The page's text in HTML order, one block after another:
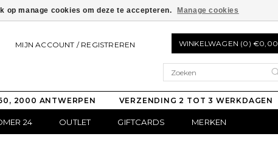
MIJN ACCOUNT / REGISTREREN WINKELWAGEN (0) €0,00
2000 ANTWERPEN VERZENDING 2 TOT 3 WERKDAGEN
24 OUTLET GIFTCARDS MERKEN
op manage cookies om deze te accepteren. Manage cookies